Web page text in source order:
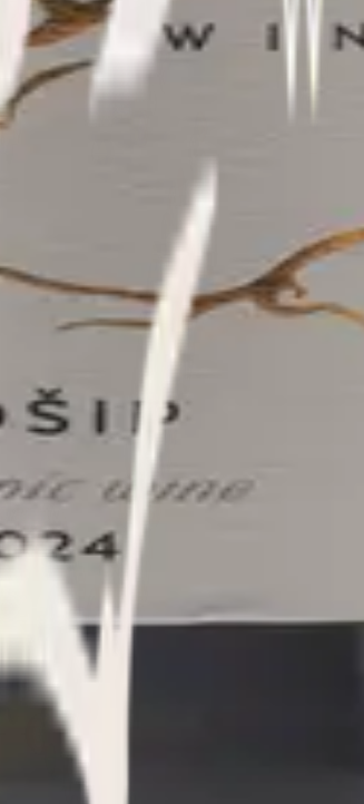
mediteranskog bilja i citrusa.
mediteranskog bilja i citrusa.
kruga. Otkrijte Dalmaciju u njenoj najiskrenijoj